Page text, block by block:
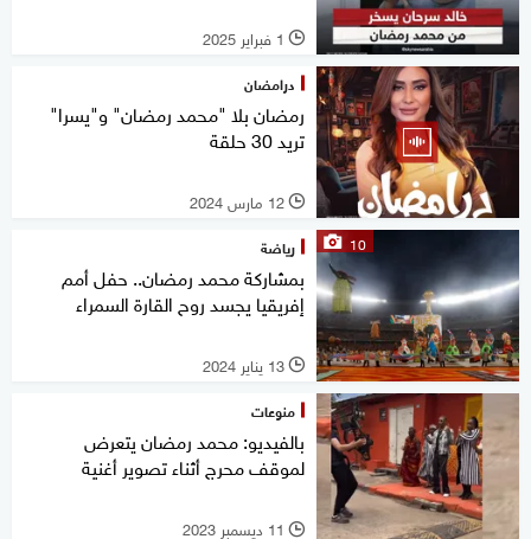
l 1 فبراير 2025
درامضان
رمضان بلا "محمد رمضان" و"يسرا"
تريد 30 حلقة
l 12 مارس 2024
10 رياضة
بمشاركة محمد رمضان.. حفل أمم
إفريقيا يجسد روح القارة السمراء
l 13 يناير 2024
منوعات
بالفيديو: محمد رمضان يتعرض
لموقف محرج أثناء تصوير أغنية
l 11 ديسمبر 2023